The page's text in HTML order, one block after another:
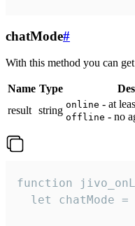
chatMode#
With this method you can
Name Type
result string online - at
offline - no
function
let chatMode =